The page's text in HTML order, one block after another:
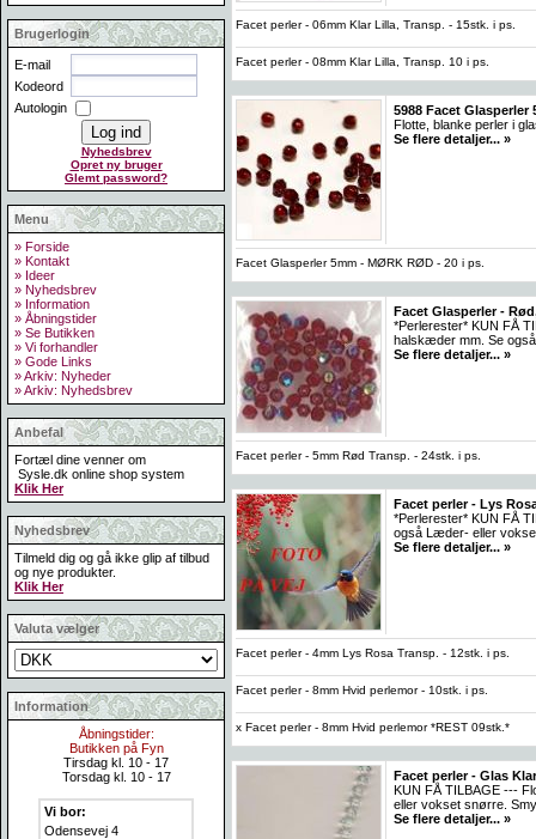
Brugerlogin
E-mail
Kodeord
Autologin
Nyhedsbrev
Opret ny bruger
Glemt password?
Menu
» Forside
» Kontakt
» Ideer
» Nyhedsbrev
» Information
» Åbningstider
» Se Butikken
» Vi forhandler
» Gode Links
» Arkiv: Nyheder
» Arkiv: Nyhedsbrev
Anbefal
Fortæl dine venner om
Sysle.dk online shop system
Klik Her
Nyhedsbrev
Tilmeld dig og gå ikke glip af tilbud
og nye produkter.
Klik Her
Valuta vælger
Information
Åbningstider:
Butikken på Fyn
Tirsdag kl. 10 - 17
Torsdag kl. 10 - 17
Vi bor:
Odensevej 4
Facet perler - 06mm Klar Lilla, Transp. - 15stk. i ps.
Facet perler - 08mm Klar Lilla, Transp. 10 i ps.
5988 Facet
Flotte, blanke perler i
Se flere detaljer... »
Facet Glasperler 5mm - MØRK RØD - 20 i ps.
Facet Glasperler -
*Perlerester* KUN FÅ
halskæder mm. Se
Se flere detaljer... »
Facet perler - 5mm Rød Transp. - 24stk. i ps.
Facet perler - Lys
*Perlerester* KUN FÅ
også Læder- eller
Se flere detaljer... »
Facet perler - 4mm Lys Rosa Transp. - 12stk. i ps.
Facet perler - 8mm Hvid perlemor - 10stk. i ps.
x Facet perler - 8mm Hvid perlemor *REST 09stk.*
Facet perler - Glas
KUN FÅ TILBAGE ---
eller vokset snørre.
Se flere detaljer... »